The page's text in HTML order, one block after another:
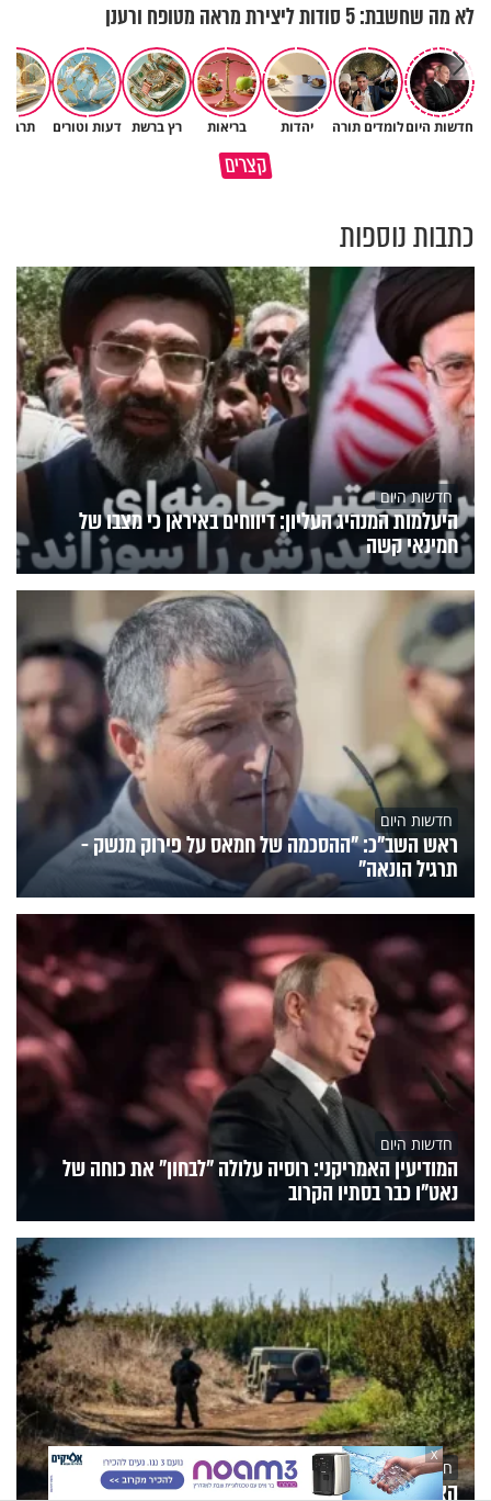
לא מה שחשבת: 5 סודות ליצירת מראה מטופח ורענן
חדשות היוםלומדים תורה יהדות בריאות רץ ברשת דעות וטורים
קצריםמדוע האמונה נמשלה למלח?
גם ׳הרע׳ זה הרחמים של בורא
כתבות נוספות
חדשות היום
היעלמות המנהיג העליון: דיווחים באיראן כי מצבו של
חמינאי קשה
חדשות היום
ראש השב"כ: "ההסכמה של חמאס על פירוק מנשק -
תרגיל הונאה"
חדשות היום
המודיעין האמריקני: רוסיה עלולה "לבחון" את כוחה של
נאט"ו כבר בסתיו הקרוב
חדשות היום
האיום לא הוסר: הממשלה צפויה להאריך את המצב
X